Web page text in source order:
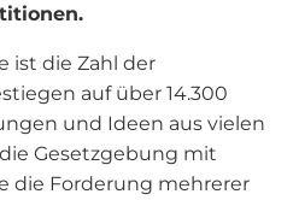
ist die Zahl der
auf über 14.300
und Ideen aus vielen
Gesetzgebung mit
die Forderung mehrerer